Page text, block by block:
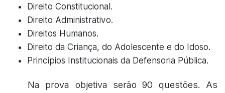
Direito Constitucional.
Direito Administrativo.
Direitos Humanos.
Direito da Criança, do Adolescente e do Idoso.
Princípios Institucionais da Defensoria Pública.
Na prova objetiva serão 90 questões. As